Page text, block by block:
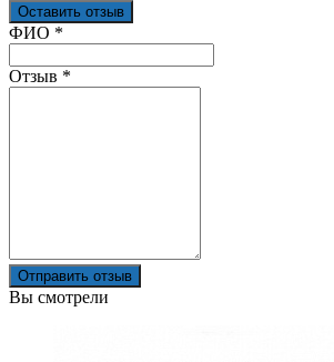
Оставить отзыв
Ваш отзыв был отправлен!
ФИО *
Отзыв *
Отправить отзыв
Вы смотрели